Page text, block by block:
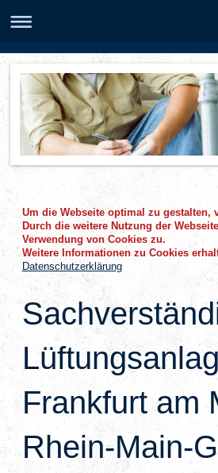
Um die Webseite optimal zu gestalten,
Durch die weitere Nutzung der
Verwendung von Cookies zu.
Weitere Informationen zu Cookies
Datenschutzerklärung
Frankfurt am
Rhein-Main-